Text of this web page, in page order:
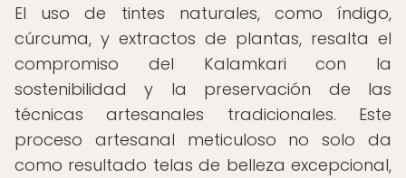
El uso de tintes naturales, como índigo,
cúrcuma, y extractos de plantas, resalta el
compromiso del Kalamkari con la
sostenibilidad y la preservación de las
técnicas artesanales tradicionales. Este
proceso artesanal meticuloso no solo da
como resultado telas de belleza excepcional,